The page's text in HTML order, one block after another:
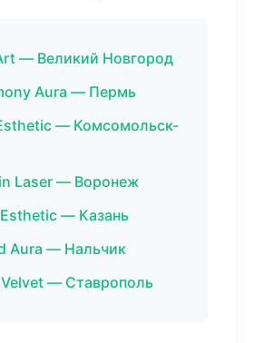
— Великий Новгород
Aura — Пермь
— Комсомольск-
Laser — Воронеж
— Казань
Aura — Нальчик
— Ставрополь